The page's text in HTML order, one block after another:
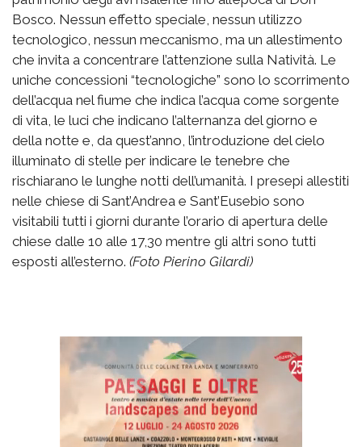
Bosco. Nessun effetto speciale, nessun utilizzo
tecnologico, nessun meccanismo, ma un allestimento
che invita a concentrare l’attenzione sulla Natività. Le
uniche concessioni “tecnologiche” sono lo scorrimento
dell’acqua nel fiume che indica l’acqua come sorgente
di vita, le luci che indicano l’alternanza del giorno e
della notte e, da quest’anno, l’introduzione del cielo
illuminato di stelle per indicare le tenebre che
rischiarano le lunghe notti dell’umanità. I presepi allestiti
nelle chiese di Sant’Andrea e Sant’Eusebio sono
visitabili tutti i giorni durante l’orario di apertura delle
chiese dalle 10 alle 17,30 mentre gli altri sono tutti
esposti all’esterno. (Foto Pierino Gilardi)